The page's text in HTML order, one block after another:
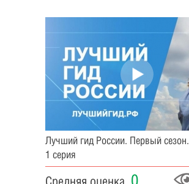
Лучший гид России. Первый сезон.
1 серия
0